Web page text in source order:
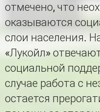
отмечено, что
оказываются
слои населения.
«Лукойл»
социальной
случае работа с
остается